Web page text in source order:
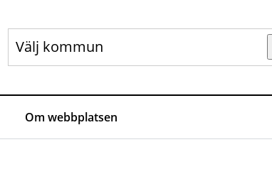
Om webbplatsen